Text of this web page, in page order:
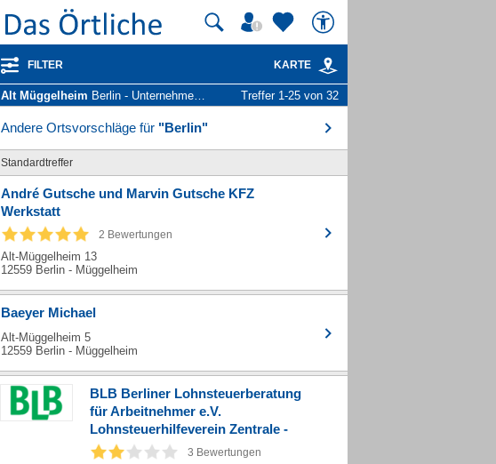
FILTER KARTE
Alt Müggelheim Berlin - Unternehmen und Personen Treffer 1-25 von 32
Andere Ortsvorschläge für "Berlin"
Standardtreffer
André Gutsche und Marvin Gutsche KFZ
Werkstatt
2 Bewertungen
Alt-Müggelheim 13
12559 Berlin - Müggelheim
Baeyer Michael
Alt-Müggelheim 5
12559 Berlin - Müggelheim
BLB Berliner Lohnsteuerberatung
für Arbeitnehmer e.V.
Lohnsteuerhilfeverein Zentrale -
Beratungsstelle BLB3 Bewertungen